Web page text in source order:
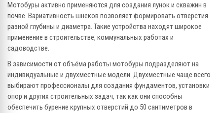
Мотобуры активно применяются для создания лунок и скважин в
почве. Вариативность шнеков позволяет формировать отверстия
разной глубины и диаметра. Такие устройства находят широкое
применение в строительстве, коммунальных работах и
садоводстве.
В зависимости от объёма работы мотобуры подразделяют на
индивидуальные и двухместные модели. Двухместные чаще всего
выбирают профессионалы для создания фундаментов, установки
опор и других строительных задач, так как они способны
обеспечить бурение крупных отверстий до 50 сантиметров в